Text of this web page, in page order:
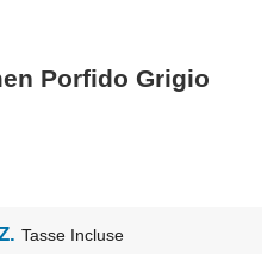
Porfido Grigio
Tasse Incluse